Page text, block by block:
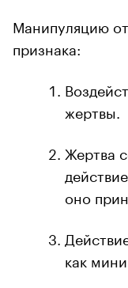
Манипуляцию
признака:
жертвы.
Жертва
оно
как